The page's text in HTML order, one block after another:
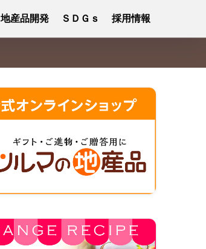
地産品開発 ＳＤＧｓ 採用情報